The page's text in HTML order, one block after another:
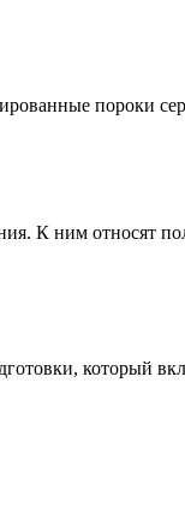
пороки
К ним относят
который